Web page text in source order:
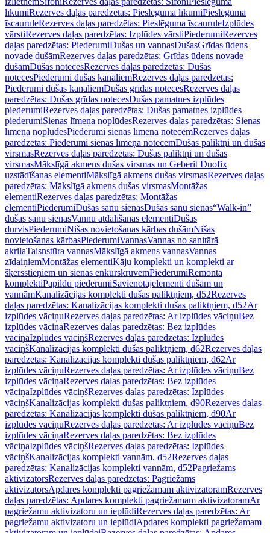
līkumiRezerves daļas paredzētas: Pieslēguma līkumiPieslēguma
īscauruleRezerves daļas paredzētas: Pieslēguma īscauruleIzplūdes
vārstiRezerves daļas paredzētas: Izplūdes vārstiPiederumiRezerves
daļas paredzētas: PiederumiDušas un vannasDušasGrīdas ūdens
novade dušāmRezerves daļas paredzētas: Grīdas ūdens novade
dušāmDušas notecesRezerves daļas paredzētas: Dušas
notecesPiederumi dušas kanāliemRezerves daļas paredzētas:
Piederumi dušas kanāliemDušas grīdas notecesRezerves daļas
paredzētas: Dušas grīdas notecesDušas pamatnes izplūdes
piederumiRezerves daļas paredzētas: Dušas pamatnes izplūdes
piederumiSienas līmeņa noplūdesRezerves daļas paredzētas: Sienas
līmeņa noplūdesPiederumi sienas līmeņa notecēmRezerves daļas
paredzētas: Piederumi sienas līmeņa notecēmDušas paliktņi un dušas
virsmasRezerves daļas paredzētas: Dušas paliktņi un dušas
virsmasMākslīgā akmens dušas virsmas un Geberit Duofix
uzstādīšanas elementiMākslīgā akmens dušas virsmasRezerves daļas
paredzētas: Mākslīgā akmens dušas virsmasMontāžas
elementiRezerves daļas paredzētas: Montāžas
elementiPiederumiDušas sānu sienasDušas sānu sienas“Walk-in”
dušas sānu sienasVannu atdalīšanas elementiDušas
durvisPiederumiNišas novietošanas kārbas dušāmNišas
novietošanas kārbasPiederumiVannasVannas no sanitārā
akrilaTaisnstūra vannasMākslīgā akmens vannasVannas
zīdaiņiemMontāžas elementiKāju komplekti un komplekti ar
šķērsstieņiem un sienas enkurskrūvēmPiederumiRemonta
komplektiPapildu piederumiSavienotājelementi dušām un
vannāmKanalizācijas komplekti dušas paliktņiem, d52Rezerves
daļas paredzētas: Kanalizācijas komplekti dušas paliktņiem, d52Ar
izplūdes vāciņuRezerves daļas paredzētas: Ar izplūdes vāciņuBez
izplūdes vāciņaRezerves daļas paredzētas: Bez izplūdes
vāciņaIzplūdes vāciņšRezerves daļas paredzētas: Izplūdes
vāciņšKanalizācijas komplekti dušas paliktņiem, d62Rezerves daļas
paredzētas: Kanalizācijas komplekti dušas paliktņiem, d62Ar
izplūdes vāciņuRezerves daļas paredzētas: Ar izplūdes vāciņuBez
izplūdes vāciņaRezerves daļas paredzētas: Bez izplūdes
vāciņaIzplūdes vāciņšRezerves daļas paredzētas: Izplūdes
vāciņšKanalizācijas komplekti dušas paliktņiem, d90Rezerves daļas
paredzētas: Kanalizācijas komplekti dušas paliktņiem, d90Ar
izplūdes vāciņuRezerves daļas paredzētas: Ar izplūdes vāciņuBez
izplūdes vāciņaRezerves daļas paredzētas: Bez izplūdes
vāciņaIzplūdes vāciņšRezerves daļas paredzētas: Izplūdes
vāciņšKanalizācijas komplekti vannām, d52Rezerves daļas
paredzētas: Kanalizācijas komplekti vannām, d52Pagriežams
aktivizatorsRezerves daļas paredzētas: Pagriežams
aktivizatorsApdares komplekti pagriežamam aktivizatoramRezerves
daļas paredzētas: Apdares komplekti pagriežamam aktivizatoramAr
pagriežamu aktivizatoru un ieplūdiRezerves daļas paredzētas: Ar
pagriežamu aktivizatoru un ieplūdiApdares komplekti pagriežamam